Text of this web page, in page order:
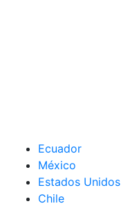
Ecuador
México
Estados Unidos
Chile